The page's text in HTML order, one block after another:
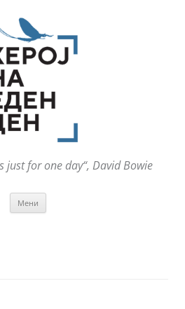
just for one day“, David Bowie
Мени